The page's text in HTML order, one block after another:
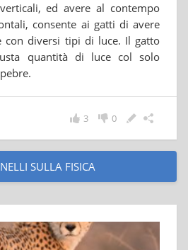
ed avere al contempo
consente ai gatti di avere
con diversi tipi di luce. Il gatto
quantità di luce col solo
0
3
SULLA FISICA